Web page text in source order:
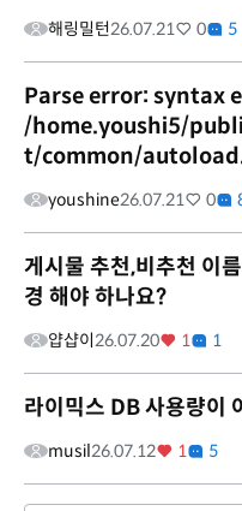
해링밀턴26.07.21 0 5
Parse error: syntax
/home.youshi5/
t/common/
youshine26.07.21 0
게시물 추천,비추천 이
경 해야 하나요?
얍샵이26.07.20 1 1
라이믹스 DB 사용량이
musil26.07.12 1 5